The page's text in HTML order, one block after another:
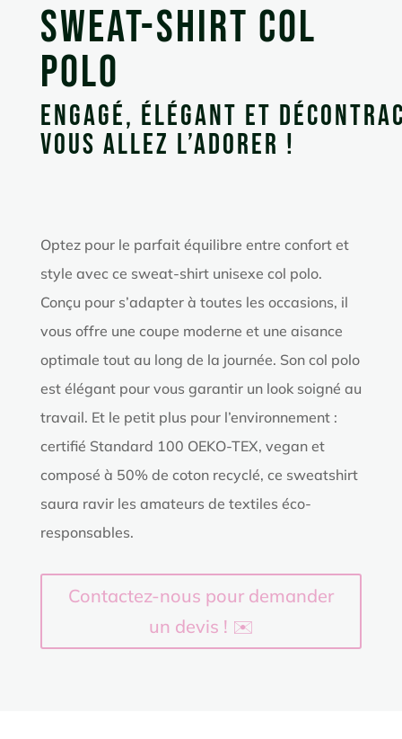
Sweat-shirt col
polo
Engagé, élégant et
vous allez l’adorer !
Optez pour le parfait équilibre entre confort et
style avec ce sweat-shirt unisexe col polo.
Conçu pour s’adapter à toutes les occasions, il
vous offre une coupe moderne et une aisance
optimale tout au long de la journée. Son col polo
est élégant pour vous garantir un look soigné au
travail. Et le petit plus pour l’environnement :
certifié Standard 100 OEKO-TEX, vegan et
composé à 50% de coton recyclé, ce sweatshirt
saura ravir les amateurs de textiles éco-
responsables.
Contactez-nous pour demander
un devis ! ✉️